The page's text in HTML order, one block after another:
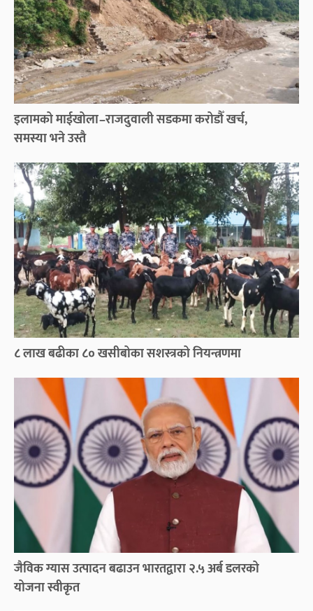
इलामको माईखोला–राजदुवाली सडकमा करोडौँ खर्च,
समस्या भने उस्तै
८ लाख बढीका ८० खसीबोका सशस्त्रको नियन्त्रणमा
जैविक ग्यास उत्पादन बढाउन भारतद्वारा २.५ अर्ब डलरको
योजना स्वीकृत